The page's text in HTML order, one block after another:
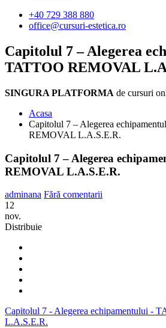
+40 729 388 880
office@cursuri-estetica.ro
Capitolul 7 – Alegerea
TATTOO REMOVAL
SINGURA PLATFORMA de cursuri
Acasa
Capitolul 7 – Alegerea
REMOVAL L.A.S.E.R.
Capitolul 7 – Alegerea
REMOVAL L.A.S.E.R.
adminana Fără comentarii
12
nov.
Distribuie
Capitolul 7 - Alegerea echipamentului -
L.A.S.E.R.